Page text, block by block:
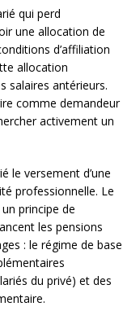
qui perd
une allocation de
d’affiliation
allocation
salaires antérieurs.
comme demandeur
activement un
le versement d’une
professionnelle. Le
principe de
les pensions
: le régime de base
du privé) et des